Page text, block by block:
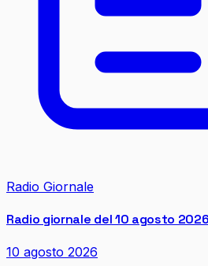
Radio Giornale
Radio giornale del 10 agosto
10 agosto 2026